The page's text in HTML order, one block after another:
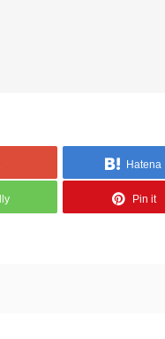
Hatena
Pin it